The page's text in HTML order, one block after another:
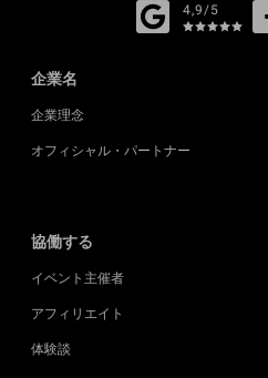
4,9/5
企業名
企業理念
オフィシャル・パートナー
協働する
イベント主催者
アフィリエイト
体験談